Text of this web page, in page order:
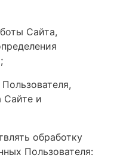
Сайта,
Сайте и
обработку
Пользователя: